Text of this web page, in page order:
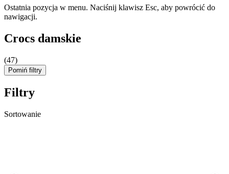
Ostatnia pozycja w menu. Naciśnij klawisz Esc, aby powrócić do
nawigacji.
Crocs damskie
(47)
Pomiń filtry
Filtry
Sortowanie